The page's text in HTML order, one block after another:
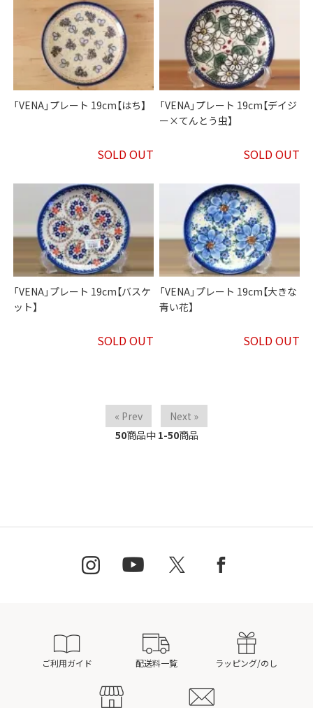
「VENA」プレート 19cm【はち】
SOLD OUT
「VENA」プレート 19cm【デイジ
ー×てんとう虫】
SOLD OUT
「VENA」プレート 19cm【バスケ
ット】
SOLD OUT
「VENA」プレート 19cm【大きな
青い花】
SOLD OUT
« Prev
Next »
50商品中 1-50商品
ご利用ガイド 配送料一覧 ラッピング/のし